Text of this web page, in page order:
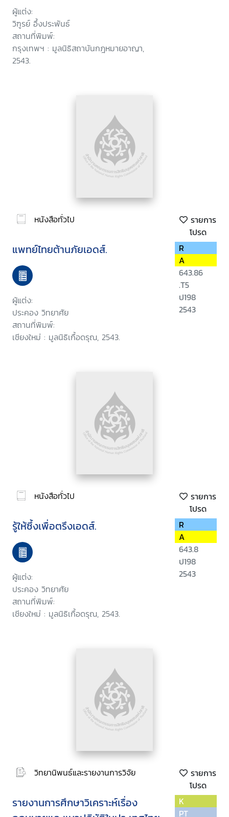
ผู้แต่ง:
วิฑูรย์ อึ้งประพันธ์
สถานที่พิมพ์:
กรุงเทพฯ : มูลนิธิสถาบันกฎหมายอาญา,
2543.
หนังสือทั่วไป
รายการ
โปรด
แพทย์ไทยต้านภัยเอดส์.
ผู้แต่ง:
ประคอง วิทยาศัย
สถานที่พิมพ์:
เชียงใหม่ : มูลนิธิเกื้อดรุณ, 2543.
R
A
643.86
.T5
ป198
2543
หนังสือทั่วไป
รายการ
โปรด
รู้ให้ซึ้งเพื่อตรึงเอดส์.
ผู้แต่ง:
ประคอง วิทยาศัย
สถานที่พิมพ์:
เชียงใหม่ : มูลนิธิเกื้อดรุณ, 2543.
R
A
643.8
ป198
2543
วิทยานิพนธ์และรายงานการวิจัย
รายการ
โปรด
รายงานการศึกษาวิเคราะห์เรื่อง
K
PT